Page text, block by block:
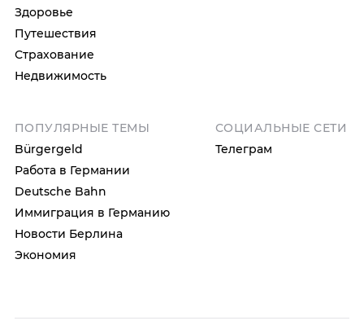
Здоровье
Путешествия
Страхование
Недвижимость
ПОПУЛЯРНЫЕ ТЕМЫ
Bürgergeld
Работа в Германии
Deutsche Bahn
Иммиграция в Германию
Новости Берлина
Экономия
СОЦИАЛЬНЫЕ СЕТИ
Телеграм